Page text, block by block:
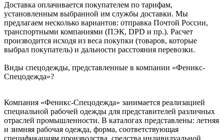
Доставка оплачивается покупателем по тарифам,
установленным выбранной им службы доставки. Мы
предлагаем несколько вариантов: отправка Почтой России,
транспортными компаниями (ПЭК, DPD и пр.). Расчет
производится исходя из веса покупки (товаров, которые
выбрал покупатель) и дальности расстояния перевозки.
Виды спецодежды, представленные в компании «Феникс-
Спецодежда»?
Компания «Феникс-Спецодежда» занимается реализацией
специальной рабочей одежды для представителей различных
отраслей промышленности. В каталогах представлены: летняя
и зимняя рабочая одежда, форма, соответствующая
спецификациям производства, средства индивидуальной